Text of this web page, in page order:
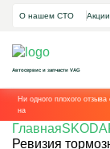
О нашем СТО Акции
Автосервис и запчасти VAG
Ни одного плохого
на
ГлавнаяSKODA
Ревизия